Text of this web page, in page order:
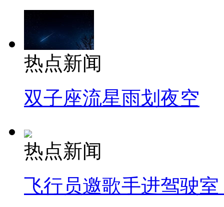
热点新闻
双子座流星雨划夜空
热点新闻
飞行员邀歌手进驾驶